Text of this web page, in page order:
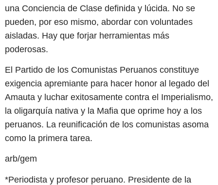
una Conciencia de Clase definida y lúcida. No se
pueden, por eso mismo, abordar con voluntades
aisladas. Hay que forjar herramientas más
poderosas.
El Partido de los Comunistas Peruanos constituye
exigencia apremiante para hacer honor al legado del
Amauta y luchar exitosamente contra el Imperialismo,
la oligarquía nativa y la Mafia que oprime hoy a los
peruanos. La reunificación de los comunistas asoma
como la primera tarea.
arb/gem
*Periodista y profesor peruano. Presidente de la